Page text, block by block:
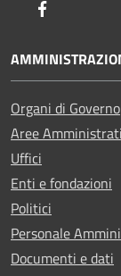
Organi di Governo
Aree
Uffici
Enti e fondazioni
Politici
Personale
Documenti e dati